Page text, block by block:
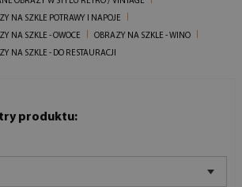
NA SZKLE POTRAWY I NAPOJE
NA SZKLE - OWOCE
OBRAZY NA SZKLE - WINO
NA SZKLE - DO RESTAURACJI
produktu: